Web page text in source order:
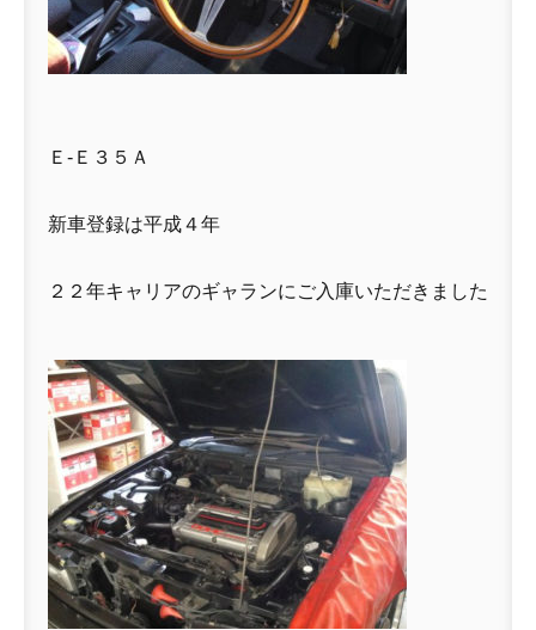
Ｅ-Ｅ３５Ａ
新車登録は平成４年
２２年キャリアのギャランにご入庫いただきました